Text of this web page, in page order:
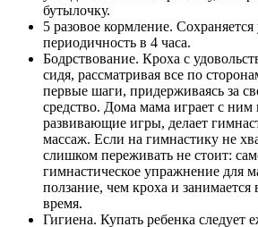
бутылочку.
5 разовое кормление. Сохраняется
периодичность в 4 часа.
Бодрствование. Кроха с
сидя, рассматривая все по
первые шаги, придерживаясь за
средство. Дома мама играет с ним
развивающие игры, делает
массаж. Если на гимнастику не
слишком переживать не стоит:
гимнастическое упражнение для
ползание, чем кроха и занимается
время.
Гигиена. Купать ребенка следует